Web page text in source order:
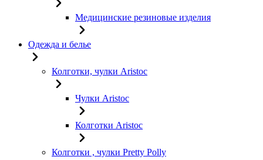
Медицинские резиновые изделия
Одежда и белье
Колготки, чулки Aristoc
Чулки Aristoc
Колготки Aristoc
Колготки , чулки Pretty Polly